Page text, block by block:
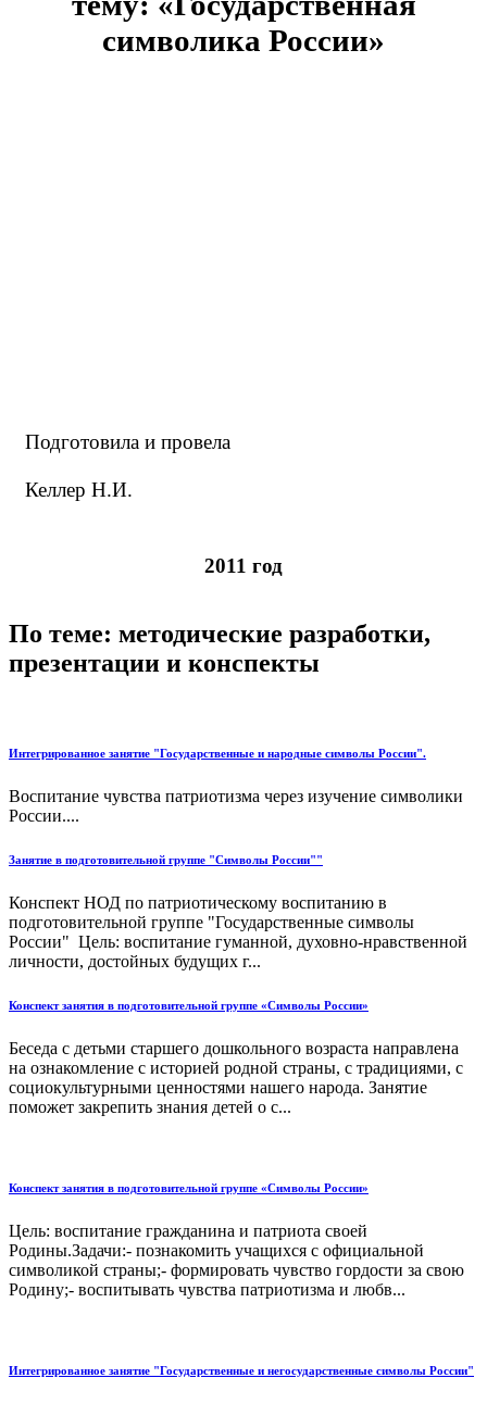
символика России»
Подготовила и провела
Келлер Н.И.
2011 год
По теме: методические разработки,
презентации и конспекты
Интегрированное занятие "Государственные и народные символы России".
Воспитание чувства патриотизма через изучение символики
России....
Занятие в подготовительной группе "Символы России""
Конспект НОД по патриотическому воспитанию в
подготовительной группе "Государственные символы
России" Цель: воспитание гуманной, духовно-нравственной
личности, достойных будущих г...
Конспект занятия в подготовительной группе «Символы России»
Беседа с детьми старшего дошкольного возраста направлена
на ознакомление с историей родной страны, с традициями, с
социокультурными ценностями нашего народа. Занятие
поможет закрепить знания детей о с...
Конспект занятия в подготовительной группе «Символы России»
Цель: воспитание гражданина и патриота своей
Родины.Задачи:- познакомить учащихся с официальной
символикой страны;- формировать чувство гордости за свою
Родину;- воспитывать чувства патриотизма и любв...
Интегрированное занятие "Государственные и негосударственные символы России"